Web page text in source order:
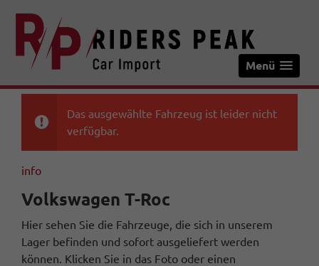
Menü
Das ausgewählte Fahrzeug ist leider nicht
verfügbar.
info
Volkswagen T-Roc
Hier sehen Sie die Fahrzeuge, die sich in unserem
Lager befinden und sofort ausgeliefert werden
können. Klicken Sie in das Foto oder einen